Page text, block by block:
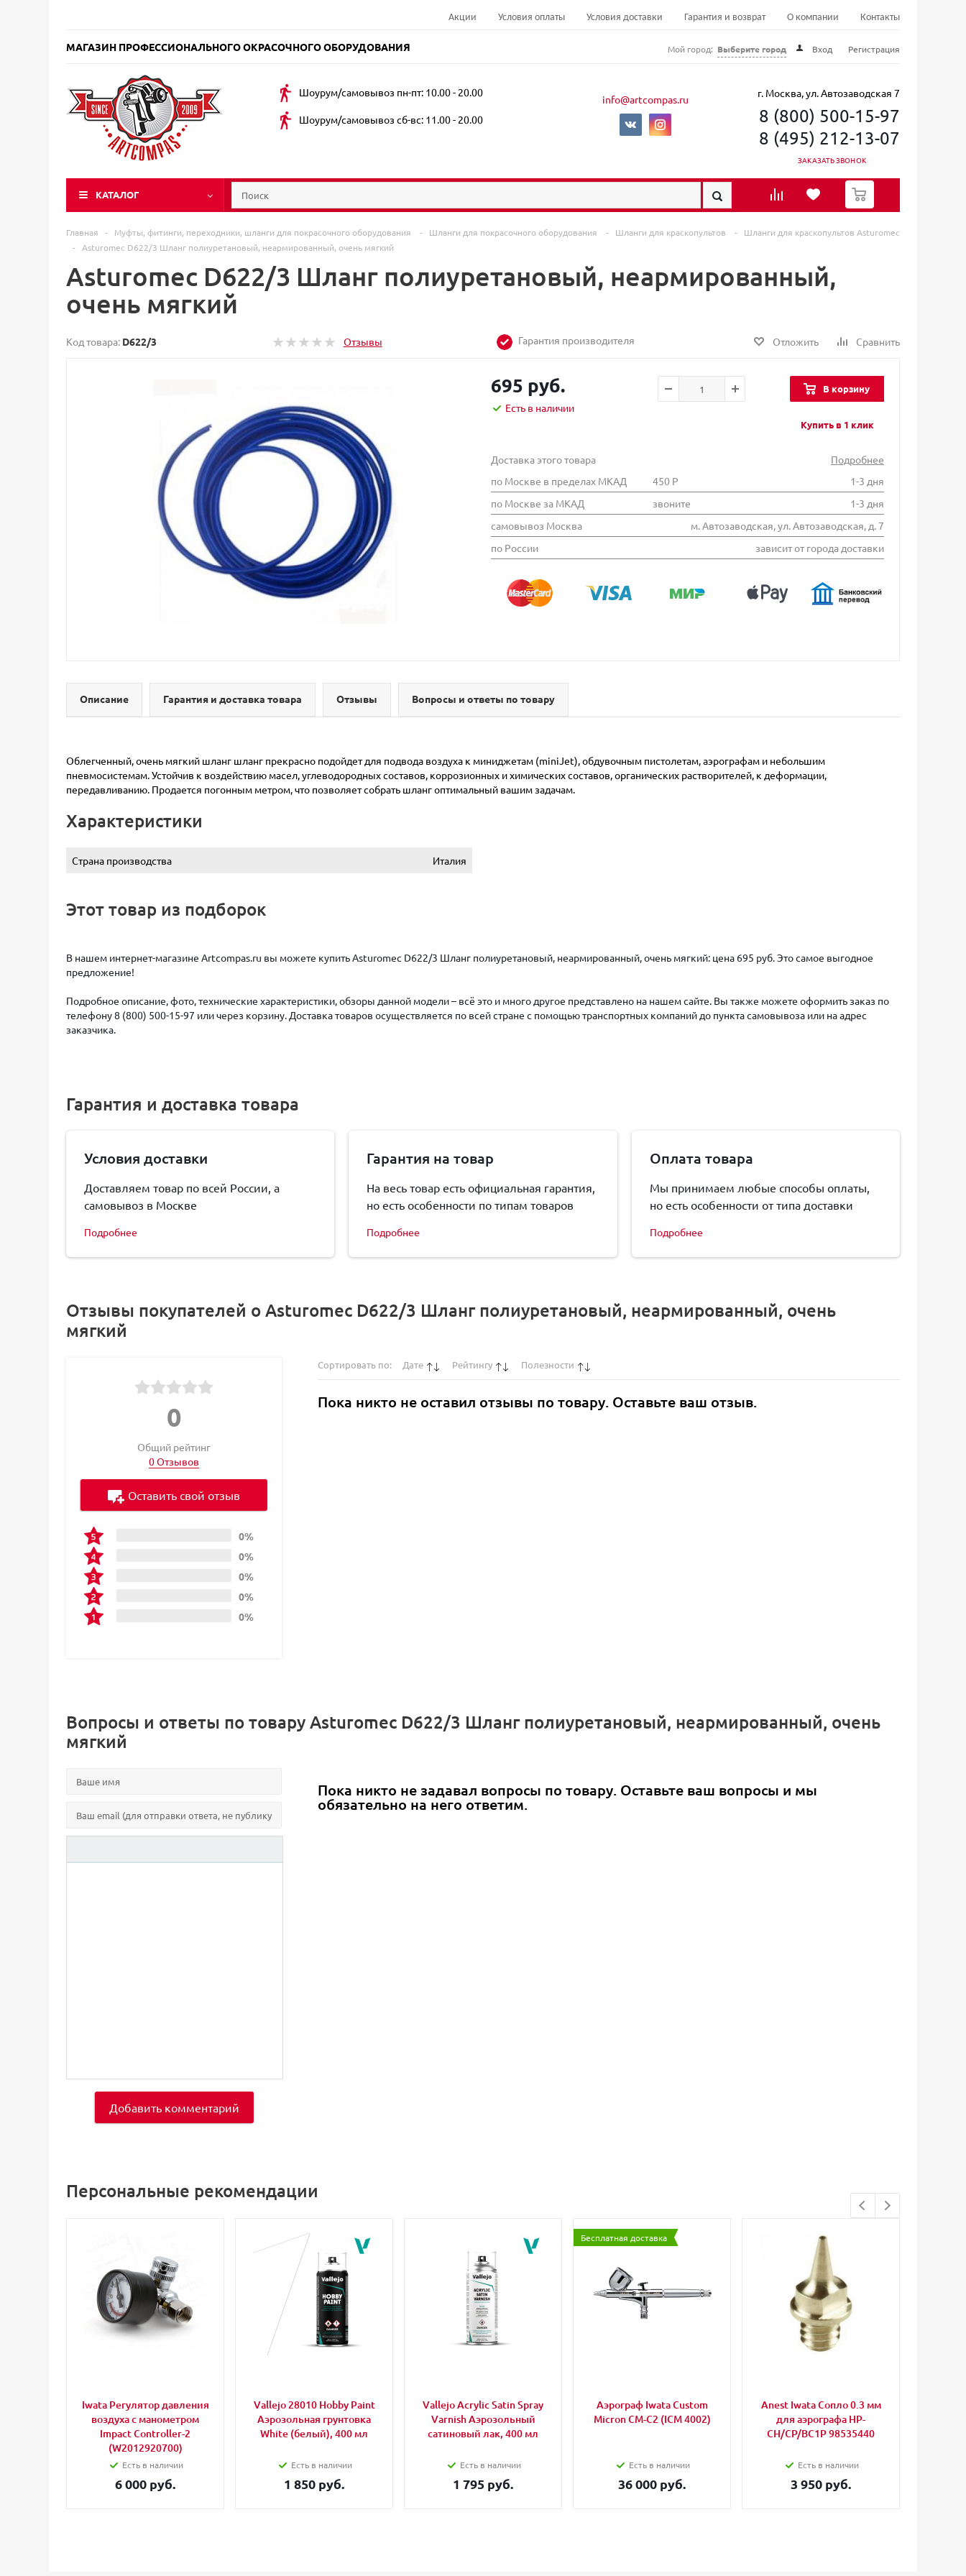
Акции Условия оплаты Условия доставки Гарантия и возврат О компании Контакты
МАГАЗИН ПРОФЕССИОНАЛЬНОГО ОКРАСОЧНОГО ОБОРУДОВАНИЯ Мой город: Выберите город Вход Регистрация
Шоурум/самовывоз пн-пт: 10.00 - 20.00
Шоурум/самовывоз сб-вс: 11.00 - 20.00
info@artcompas.ru г. Москва, ул. Автозаводская 7
8 (800) 500-15-97
8 (495) 212-13-07
ЗАКАЗАТЬ ЗВОНОК
КАТАЛОГ
0
Главная - Муфты, фитинги, переходники, шланги для покрасочного оборудования - Шланги для покрасочного оборудования - Шланги для краскопультов -
Шланги для краскопультов Asturomec
-
Asturomec D622/3 Шланг полиуретановый, неармированный, очень мягкий
Asturomec D622/3 Шланг полиуретановый, неармированный,
очень мягкий
Код товара: D622/3 Отзывы Гарантия производителя Отложить Сравнить
695 руб.
Есть в наличии
В корзину
Купить в 1 клик
Доставка этого товара
Подробнее
по Москве в пределах МКАД
450 Р
1-3 дня
по Москве за МКАД
звоните
1-3 дня
самовывоз Москва
м. Автозаводская, ул. Автозаводская, д. 7
по России
зависит от города доставки
Описание Гарантия и доставка товара Отзывы Вопросы и ответы по товару
Облегченный, очень мягкий шланг шланг прекрасно подойдет для подвода воздуха к миниджетам (miniJet), обдувочным пистолетам, аэрографам и небольшим
пневмосистемам. Устойчив к воздействию масел, углеводородныx составов, коррозионных и химических составов, органическиx растворителей, к деформации,
передавливанию. Продается погонным метром, что позволяет собрать шланг оптимальный вашим задачам.
Характеристики
Страна производства Италия
Этот товар из подборок
В нашем интернет-магазине Artcompas.ru вы можете купить Asturomec D622/3 Шланг полиуретановый, неармированный, очень мягкий: цена 695 руб. Это самое выгодное
предложение!
Подробное описание, фото, технические характеристики, обзоры данной модели – всё это и много другое представлено на нашем сайте. Вы также можете оформить заказ по
телефону 8 (800) 500-15-97 или через корзину. Доставка товаров осуществляется по всей стране с помощью транспортных компаний до пункта самовывоза или на адрес
заказчика.
Гарантия и доставка товара
Условия доставки
Доставляем товар по всей России, а
самовывоз в Москве
Подробнее
Гарантия на товар
На весь товар есть официальная гарантия,
но есть особенности по типам товаров
Подробнее
Оплата товара
Мы принимаем любые способы оплаты,
но есть особенности от типа доставки
Подробнее
Отзывы покупателей о Asturomec D622/3 Шланг полиуретановый, неармированный, очень
мягкий
0
Общий рейтинг
0 Отзывов
0%
0%
0%
0%
0%
Оставить свой отзыв
Сортировать по: Дате Рейтингу Полезности
Пока никто не оставил отзывы по товару. Оставьте ваш отзыв.
Вопросы и ответы по товару Asturomec D622/3 Шланг полиуретановый, неармированный, очень
мягкий
Добавить комментарий
Пока никто не задавал вопросы по товару. Оставьте ваш вопросы и мы
обязательно на него ответим.
Персональные рекомендации
Iwata Регулятор давления
воздуха с манометром
Impact Controller-2
(W2012920700)
Есть в наличии
6 000 руб.
Vallejo 28010 Hobby Paint
Аэрозольная грунтовка
White (белый), 400 мл
Есть в наличии
1 850 руб.
Vallejo Acrylic Satin Spray
Varnish Аэрозольный
сатиновый лак, 400 мл
Есть в наличии
1 795 руб.
Бесплатная доставка
Аэрограф Iwata Custom
Micron CM-C2 (ICM 4002)
Есть в наличии
36 000 руб.
Anest Iwata Сопло 0.3 мм
для аэрографа HP-
CH/CP/BC1P 98535440
Есть в наличии
3 950 руб.